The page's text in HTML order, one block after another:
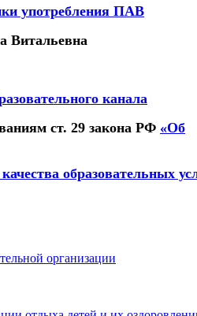
употребления ПАВ
Витальевна
канала
ст. 29 закона РФ «Об
образовательных
организации